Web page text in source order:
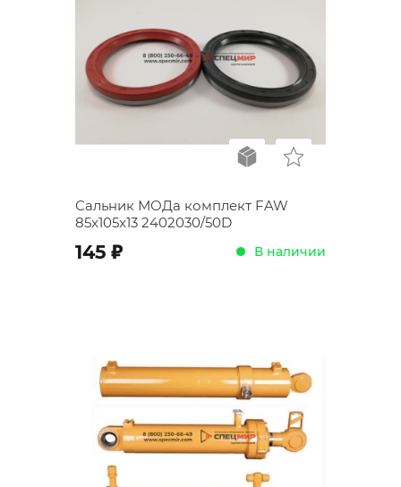
Сальник МОДа комплект FAW
85x105x13 2402030/50D
145 ; В наличии